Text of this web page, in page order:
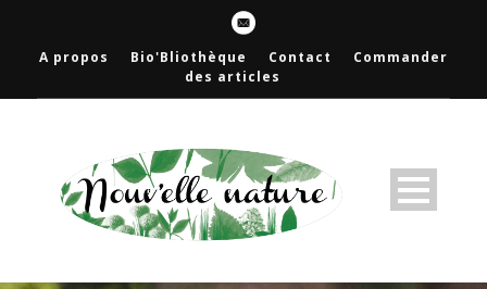
A propos Bio'Bliothèque Contact
Commander
des articles